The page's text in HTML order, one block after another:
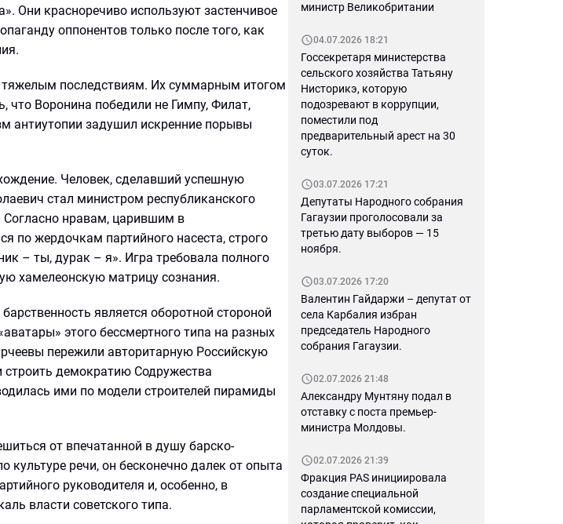
Они красноречиво используют застенчивое
оппонентов только после того, как
последствиям. Их суммарным итогом
что Воронина победили не Гимпу, Филат,
антиутопии задушил искренние порывы
Человек, сделавший успешную
стал министром республиканского
Согласно нравам, царившим в
по жердочкам партийного насеста, строго
– ты, дурак – я». Игра требовала полного
хамелеонскую матрицу сознания.
является оборотной стороной
этого бессмертного типа на разных
пережили авторитарную Российскую
демократию Содружества
ими по модели строителей пирамиды
от впечатанной в душу барско-
культуре речи, он бесконечно далек от опыта
руководителя и, особенно, в
власти советского типа.
министр Великобритании
04.07.2026 18:21
Госсекретаря министерства
сельского хозяйства Татьяну
Нисторикэ, которую
подозревают в коррупции,
поместили под
предварительный арест на 30
суток.
03.07.2026 17:21
Депутаты Народного собрания
Гагаузии проголосовали за
третью дату выборов — 15
ноября.
03.07.2026 17:20
Валентин Гайдаржи – депутат от
села Карбалия избран
председатель Народного
собрания Гагаузии.
02.07.2026 21:48
Александру Мунтяну подал в
отставку с поста премьер-
министра Молдовы.
02.07.2026 21:39
Фракция PAS инициировала
создание специальной
парламентской комиссии,